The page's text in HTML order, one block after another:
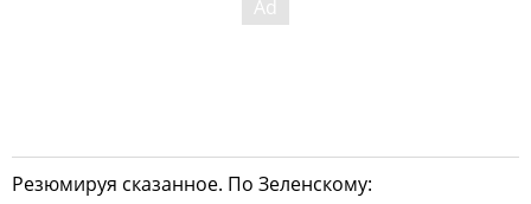
Резюмируя сказанное. По Зеленскому: